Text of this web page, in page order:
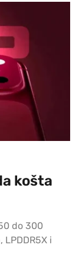
košta
do 300
i